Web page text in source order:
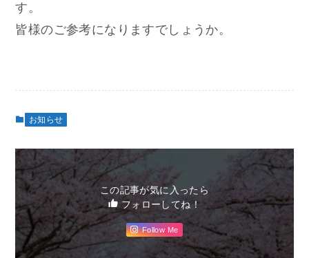
す。
皆様のご参考になりますでしょうか。
お知らせ
この記事が気に入ったら
フォローしてね！
Follow Me